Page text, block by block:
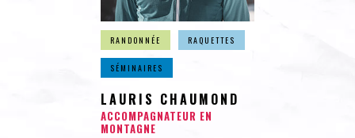
RANDONNÉE RAQUETTES
SÉMINAIRES
LAURIS CHAUMOND
ACCOMPAGNATEUR EN
MONTAGNE